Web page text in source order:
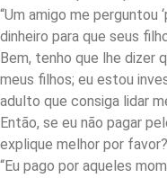
“Um amigo me perguntou
dinheiro para que seus
Bem, tenho que lhe dizer
meus filhos; eu estou
adulto que consiga lidar
Então, se eu não pagar
explique melhor por favor?
“Eu pago por aqueles